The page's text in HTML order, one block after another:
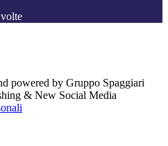
volte
powered by Gruppo Spaggiari
& New Social Media